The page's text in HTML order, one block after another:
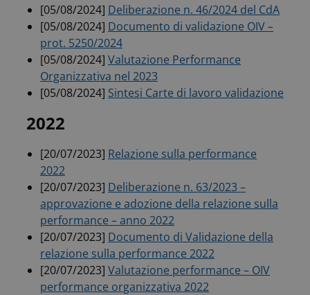
[05/08/2024] Deliberazione n. 46/2024 del CdA
[05/08/2024] Documento di validazione OIV –
prot. 5250/2024
[05/08/2024] Valutazione Performance
Organizzativa nel 2023
[05/08/2024] Sintesi Carte di lavoro validazione
2022
[20/07/2023] Relazione sulla performance
2022
[20/07/2023] Deliberazione n. 63/2023 –
approvazione e adozione della relazione sulla
performance – anno 2022
[20/07/2023] Documento di Validazione della
relazione sulla performance 2022
[20/07/2023] Valutazione performance – OIV
performance organizzativa 2022